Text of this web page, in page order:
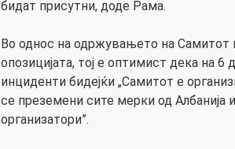
бидат присутни, доде Рама.
Во однос на одржувањето на Самитот
опозицијата, тој е оптимист дека на
инциденти бидејќи „Самитот е
се преземени сите мерки од Албанија
организатори”.